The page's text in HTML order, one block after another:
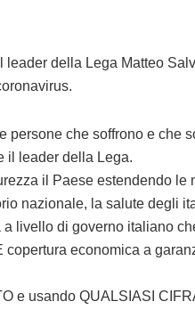
leader della Lega Matteo
persone che soffrono e che
il leader della Lega.
il Paese estendendo
nazionale, la salute degli
a livello di governo italiano
copertura economica a
e usando QUALSIASI